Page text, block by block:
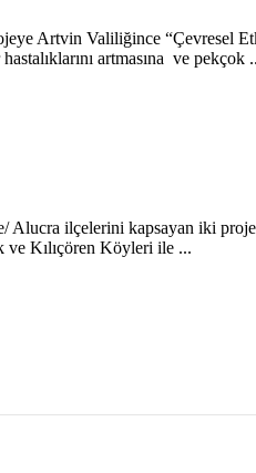
Artvin Valiliğince “Çevresel
artmasına ve pekçok
ilçelerini kapsayan iki
ve Kılıçören Köyleri ile ...